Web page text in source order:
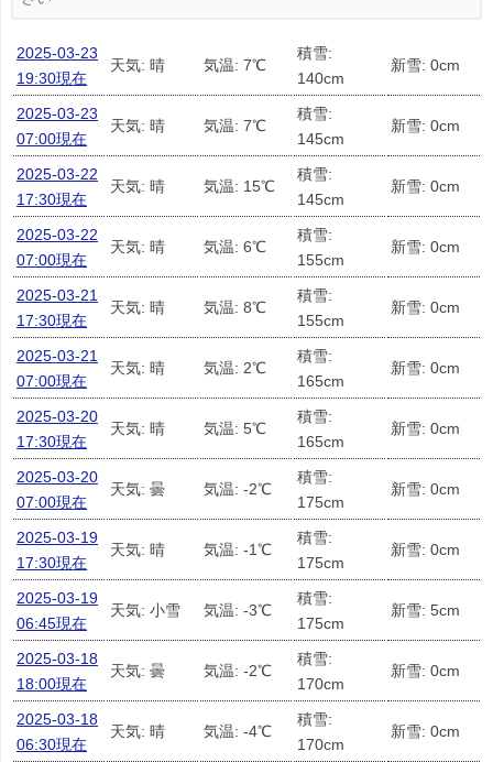
2025-03-23
19:30現在
天気: 晴 気温: 7℃
積雪:
140cm
新雪: 0cm
2025-03-23
07:00現在
天気: 晴 気温: 7℃
積雪:
145cm
新雪: 0cm
2025-03-22
17:30現在
天気: 晴 気温: 15℃
積雪:
145cm
新雪: 0cm
2025-03-22
07:00現在
天気: 晴 気温: 6℃
積雪:
155cm
新雪: 0cm
2025-03-21
17:30現在
天気: 晴 気温: 8℃
積雪:
155cm
新雪: 0cm
2025-03-21
07:00現在
天気: 晴 気温: 2℃
積雪:
165cm
新雪: 0cm
2025-03-20
17:30現在
天気: 晴 気温: 5℃
積雪:
165cm
新雪: 0cm
2025-03-20
07:00現在
天気: 曇 気温: -2℃
積雪:
175cm
新雪: 0cm
2025-03-19
17:30現在
天気: 晴 気温: -1℃
積雪:
175cm
新雪: 0cm
2025-03-19
06:45現在
天気: 小雪 気温: -3℃
積雪:
175cm
新雪: 5cm
2025-03-18
18:00現在
天気: 曇 気温: -2℃
積雪:
170cm
新雪: 0cm
2025-03-18
06:30現在
天気: 晴 気温: -4℃
積雪:
170cm
新雪: 0cm